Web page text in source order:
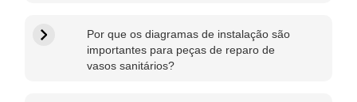
Por que os diagramas de instalação são
importantes para peças de reparo de
vasos sanitários?